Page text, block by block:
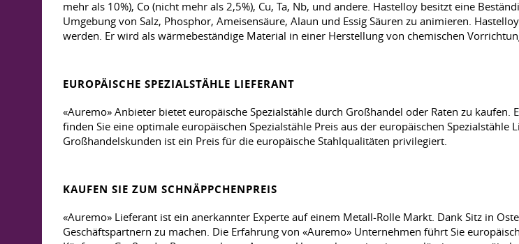
mehr als 10%), Co (nicht mehr als 2,5%), Cu, Ta, Nb, und andere. Hastelloy besitzt eine
Umgebung von Salz, Phosphor, Ameisensäure, Alaun und Essig Säuren zu animieren.
werden. Er wird als wärmebeständige Material in einer Herstellung von chemischen
EUROPÄISCHE SPEZIALSTÄHLE LIEFERANT
«Auremo» Anbieter bietet europäische Spezialstähle durch Großhandel oder Raten zu
finden Sie eine optimale europäischen Spezialstähle Preis aus der europäischen
Großhandelskunden ist ein Preis für die europäische Stahlqualitäten privilegiert.
KAUFEN SIE ZUM SCHNÄPPCHENPREIS
«Auremo» Lieferant ist ein anerkannter Experte auf einem Metall-Rolle Markt. Dank Sitz in
Geschäftspartnern zu machen. Die Erfahrung von «Auremo» Unternehmen führt Sie